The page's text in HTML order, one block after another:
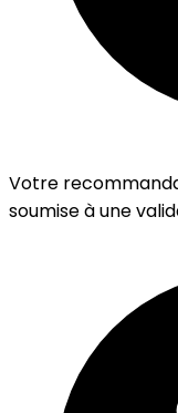
Votre
soumise à une